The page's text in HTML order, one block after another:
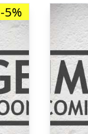
-5%